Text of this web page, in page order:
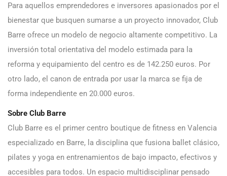
Para aquellos emprendedores e inversores apasionados por el
bienestar que busquen sumarse a un proyecto innovador, Club
Barre ofrece un modelo de negocio altamente competitivo. La
inversión total orientativa del modelo estimada para la
reforma y equipamiento del centro es de 142.250 euros. Por
otro lado, el canon de entrada por usar la marca se fija de
forma independiente en 20.000 euros.
Sobre Club Barre
Club Barre es el primer centro boutique de fitness en Valencia
especializado en Barre, la disciplina que fusiona ballet clásico,
pilates y yoga en entrenamientos de bajo impacto, efectivos y
accesibles para todos. Un espacio multidisciplinar pensado